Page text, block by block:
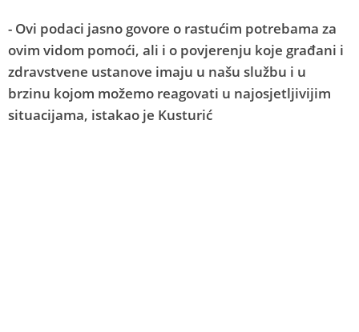
- Ovi podaci jasno govore o rastućim potrebama za
ovim vidom pomoći, ali i o povjerenju koje građani i
zdravstvene ustanove imaju u našu službu i u
brzinu kojom možemo reagovati u najosjetljivijim
situacijama, istakao je Kusturić